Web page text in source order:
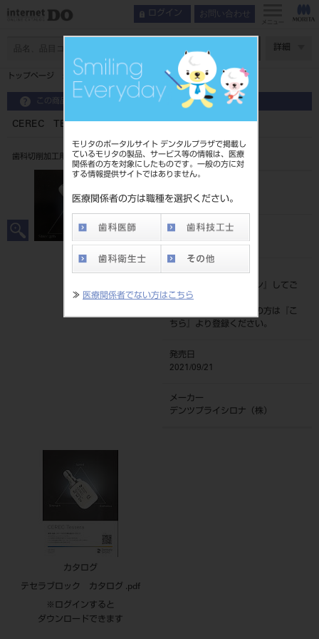
モリタのポータルサイト デンタルプラザで掲載し
ているモリタの製品、サービス等の情報は、医療
関係者の方を対象にしたものです。一般の方に対
する情報提供サイトではありません。
医療関係者の方は職種を選択ください。
≫ 医療関係者でない方はこちら
ログイン お問い合わせ
メニュー
詳細
トップページ CEREC TESSERA MT C1 C14(4入)
この商品に関するお問い合わせ
CEREC TESSERA MT C1 C14(4入)
歯科切削加工用セラミックス
206440502MTC1
JAN/EANコード
標準価格
ログイン
』してご
覧ください。
ネット会員登録がまだの方は『
こ
ちら
』より登録ください。
発売日
2021/09/21
メーカー
デンツプライシロナ（株）
カタログ
テセラブロック カタログ .pdf
※ログインすると
ダウンロードできます